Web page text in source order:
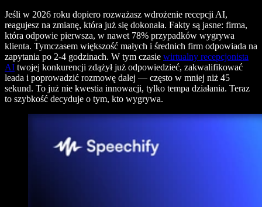
Jeśli w 2026 roku dopiero rozważasz wdrożenie recepcji AI,
reagujesz na zmianę, która już się dokonała. Fakty są jasne: firma,
która odpowie pierwsza, w nawet 78% przypadków wygrywa
klienta. Tymczasem większość małych i średnich firm odpowiada na
zapytania po 2-4 godzinach. W tym czasie wirtualny recepcjonista
AI twojej konkurencji zdążył już odpowiedzieć, zakwalifikować
leada i poprowadzić rozmowę dalej — często w mniej niż 45
sekund. To już nie kwestia innowacji, tylko tempa działania. Teraz
to szybkość decyduje o tym, kto wygrywa.